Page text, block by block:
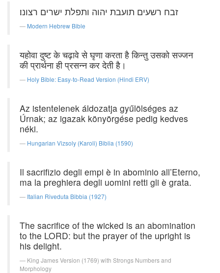
זבח רשעים תועבת יהוה ותפלת ישרים רצונו׃
Modern Hebrew Bible
यहोवा दुष्ट के चढ़ावे से घृणा करता है किन्तु उसको सज्जन
की प्रार्थना ही प्रसन्न कर देती है।
Holy Bible: Easy-to-Read Version (Hindi ERV)
Az istentelenek áldozatja gyűlölséges az
Úrnak; az igazak könyörgése pedig kedves
néki.
Hungarian Vizsoly (Karoli) Biblia (1590)
Il sacrifizio degli empi è in abominio all’Eterno,
ma la preghiera degli uomini retti gli è grata.
Italian Riveduta Bibbia (1927)
The sacrifice of the wicked is an abomination
to the LORD: but the prayer of the upright is
his delight.
King James Version (1769) with Strongs Numbers and
Morphology